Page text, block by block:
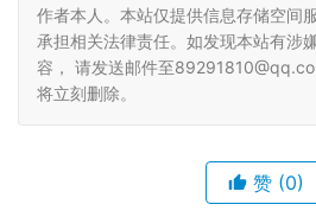
作者本人。本站仅提供信息存储空间
承担相关法律责任。如发现本站有涉
容， 请发送邮件至
将立刻删除。
赞 (0)